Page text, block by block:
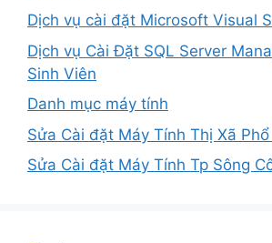
Dịch vụ cài đặt Microsoft Visual
Dịch vụ Cài Đặt SQL Server
Sinh Viên
Danh mục máy tính
Sửa Cài đặt Máy Tính Thị Xã Phổ
Sửa Cài đặt Máy Tính Tp Sông